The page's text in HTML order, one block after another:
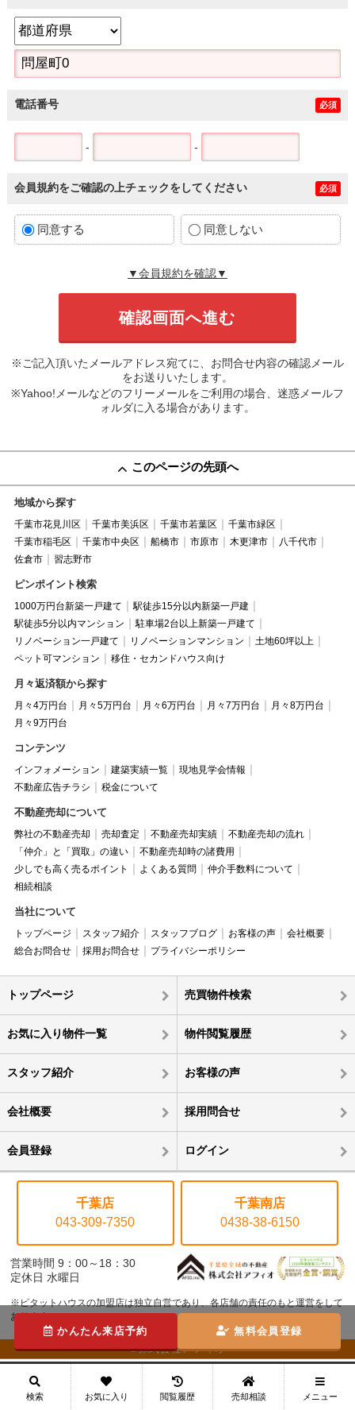
電話番号 必須
- -
会員規約をご確認の上チェックをしてください 必須
同意する 同意しない
▼会員規約を確認▼
※ご記入頂いたメールアドレス宛てに、お問合せ内容の確認メール
をお送りいたします。
※Yahoo!メールなどのフリーメールをご利用の場合、迷惑メールフ
ォルダに入る場合があります。
このページの先頭へ
地域から探す
千葉市花見川区 千葉市美浜区 千葉市若葉区
千葉市緑区
千葉市稲毛区
千葉市中央区 船橋市 市原市 木更津市
八千代市
佐倉市
習志野市
ピンポイント検索
1000万円台新築一戸建て
駅徒歩15分以内新築一戸建
駅徒歩5分以内マンション
駐車場2台以上新築一戸建て
リノベーション一戸建て
リノベーションマンション
土地60坪以上
ペット可マンション
移住・セカンドハウス向け
月々返済額から探す
月々4万円台 月々5万円台 月々6万円台 月々7万円台
月々8万円台
月々9万円台
コンテンツ
インフォメーション 建築実績一覧
現地見学会情報
不動産広告チラシ
税金について
不動産売却について
弊社の不動産売却 売却査定 不動産売却実績
不動産売却の流れ
「仲介」と「買取」の違い
不動産売却時の諸費用
少しでも高く売るポイント
よくある質問
仲介手数料について
相続相談
当社について
トップページ スタッフ紹介 スタッフブログ お客様の声
会社概要
総合お問合せ
採用お問合せ プライバシーポリシー
トップページ 売買物件検索
お気に入り物件一覧 物件閲覧履歴
スタッフ紹介 お客様の声
会社概要 採用問合せ
会員登録 ログイン
千葉店
043-309-7350
千葉南店
0438-38-6150
営業時間 9：00～18：30
定休日 水曜日
※ピタットハウスの加盟店は独立自営であり、各店舗の責任のもと運営をして
おります。
©株式会社アフィオ
かんたん来店予約 無料会員登録
検索 お気に入り 閲覧履歴 売却相談 メニュー